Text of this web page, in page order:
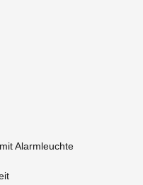
Alarmleuchte